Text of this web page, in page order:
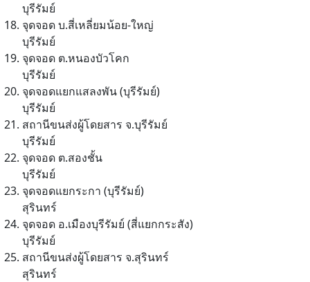
บุรีรัมย์
จุดจอด บ.สี่เหลี่ยมน้อย-ใหญ่
บุรีรัมย์
จุดจอด ต.หนองบัวโคก
บุรีรัมย์
จุดจอดแยกแสลงพัน (บุรีรัมย์)
บุรีรัมย์
สถานีขนส่งผู้โดยสาร จ.บุรีรัมย์
บุรีรัมย์
จุดจอด ต.สองชั้น
บุรีรัมย์
จุดจอดแยกระกา (บุรีรัมย์)
สุรินทร์
จุดจอด อ.เมืองบุรีรัมย์ (สี่แยกกระสัง)
บุรีรัมย์
สถานีขนส่งผู้โดยสาร จ.สุรินทร์
สุรินทร์